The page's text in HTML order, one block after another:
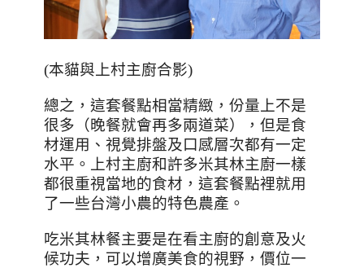
(本貓與上村主廚合影)
總之，這套餐點相當精緻，份量上不是
很多（晚餐就會再多兩道菜），但是食
材運用、視覺排盤及口感層次都有一定
水平。上村主廚和許多米其林主廚一樣
都很重視當地的食材，這套餐點裡就用
了一些台灣小農的特色農產。
吃米其林餐主要是在看主廚的創意及火
候功夫，可以增廣美食的視野，價位一